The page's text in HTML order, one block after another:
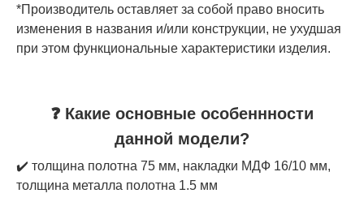
*Производитель оставляет за собой право вносить
изменения в названия и/или конструкции, не ухудшая
при этом функциональные характеристики изделия.
❓ Какие основные особеннности
данной модели?
✔️ толщина полотна 75 мм, накладки МДФ 16/10 мм,
толщина металла полотна 1.5 мм